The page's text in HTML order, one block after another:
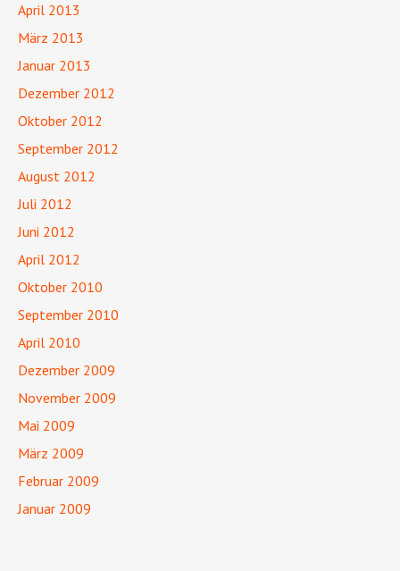
April 2013
März 2013
Januar 2013
Dezember 2012
Oktober 2012
September 2012
August 2012
Juli 2012
Juni 2012
April 2012
Oktober 2010
September 2010
April 2010
Dezember 2009
November 2009
Mai 2009
März 2009
Februar 2009
Januar 2009